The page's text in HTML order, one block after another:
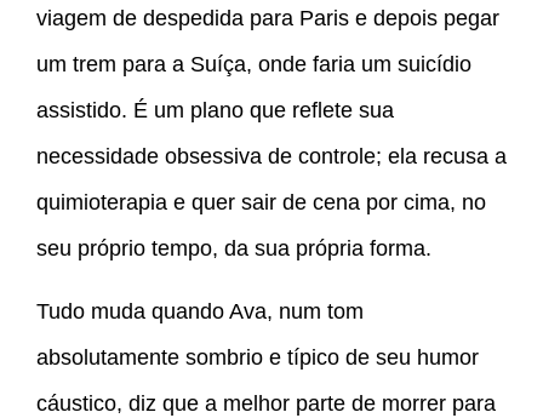
viagem de despedida para Paris e depois pegar
um trem para a Suíça, onde faria um suicídio
assistido. É um plano que reflete sua
necessidade obsessiva de controle; ela recusa a
quimioterapia e quer sair de cena por cima, no
seu próprio tempo, da sua própria forma.
Tudo muda quando Ava, num tom
absolutamente sombrio e típico de seu humor
cáustico, diz que a melhor parte de morrer para